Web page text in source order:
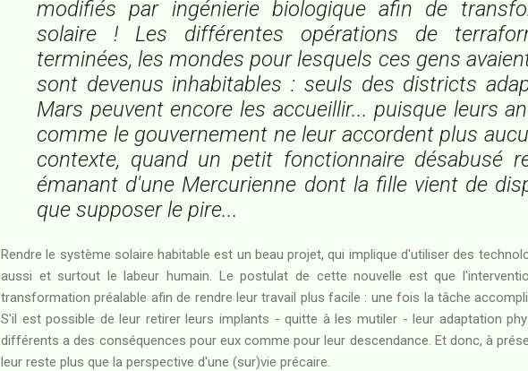
modifiés par ingénierie biologique afin de
solaire ! Les différentes opérations de
terminées, les mondes pour lesquels ces gens
sont devenus inhabitables : seuls des districts
Mars peuvent encore les accueillir... puisque leurs
comme le gouvernement ne leur accordent plus
contexte, quand un petit fonctionnaire désabusé
émanant d'une Mercurienne dont la fille vient de
que supposer le pire...
Rendre le système solaire habitable est un beau projet, qui implique d'utiliser des
aussi et surtout le labeur humain. Le postulat de cette nouvelle est que
transformation préalable afin de rendre leur travail plus facile : une fois la tâche
S'il est possible de leur retirer leurs implants - quitte à les mutiler - leur adaptation
différents a des conséquences pour eux comme pour leur descendance. Et donc, à
leur reste plus que la perspective d'une (sur)vie précaire.